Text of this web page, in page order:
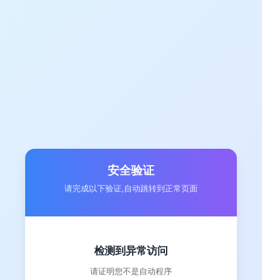
安全验证
请完成以下验证,自动跳转到正常页面
检测到异常访问
请证明您不是自动程序